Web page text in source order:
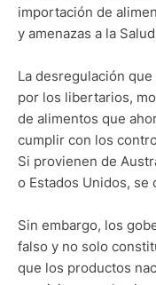
importación de
y amenazas a la
La desregulación
por los libertarios,
de alimentos que
cumplir con los
Si provienen de
o Estados Unidos, se
Sin embargo, los
falso y no solo
que los productos